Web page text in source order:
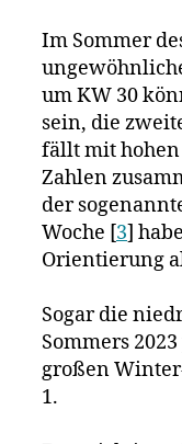
Im Sommer
um KW 30
sein, die
fällt mit
Zahlen
der
Woche [3]
Orientierung
Sogar die
Sommers
großen
1.